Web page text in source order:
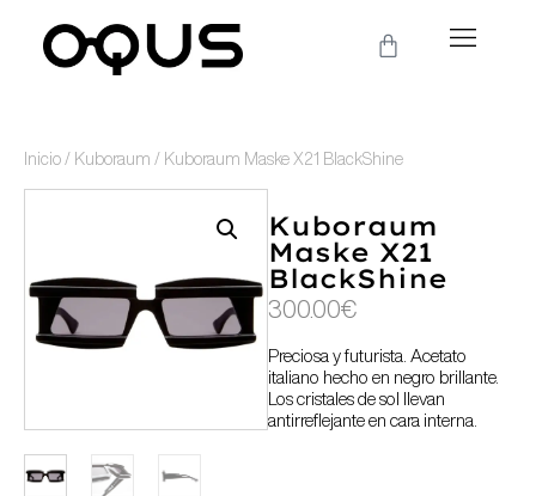
Inicio / Kuboraum / Kuboraum Maske X21 BlackShine
Kuboraum
Maske X21
BlackShine
300.00€
Preciosa y futurista. Acetato
italiano hecho en negro brillante.
Los cristales de sol llevan
antirreflejante en cara interna.